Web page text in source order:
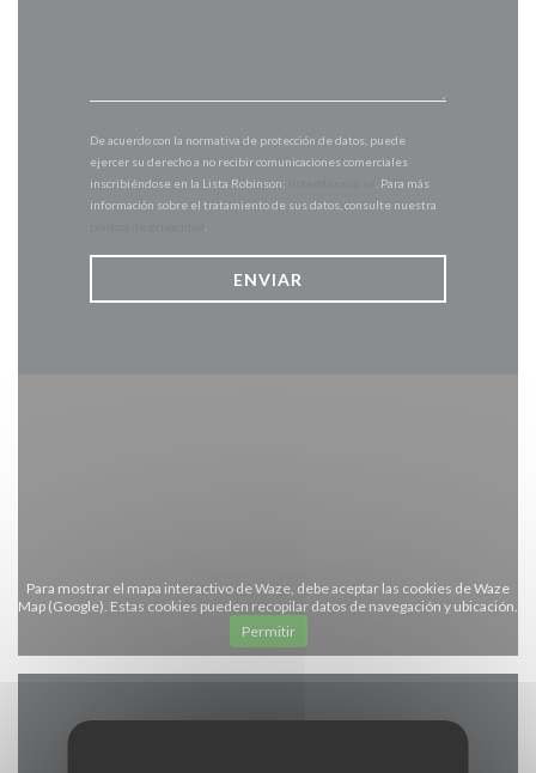
De acuerdo con la normativa de protección de datos, puede
ejercer su derecho a no recibir comunicaciones comerciales
inscribiéndose en la Lista Robinson:
. Para más
información sobre el tratamiento de sus datos, consulte nuestra
Para mostrar el mapa interactivo de Waze, debe aceptar las cookies de Waze
Map (Google). Estas cookies pueden recopilar datos de navegación y ubicación.
Permitir